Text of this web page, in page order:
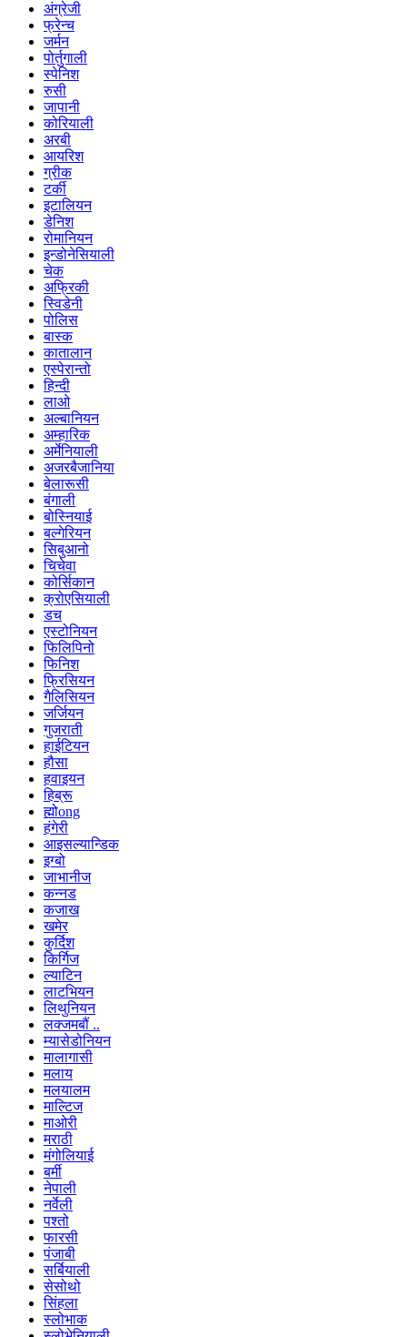
अंग्रेजी
फ्रेन्च
जर्मन
पोर्तुगाली
स्पेनिश
रुसी
जापानी
कोरियाली
अरबी
आयरिश
ग्रीक
टर्की
इटालियन
डेनिश
रोमानियन
इन्डोनेसियाली
चेक
अफ्रिकी
स्विडेनी
पोलिस
बास्क
कातालान
एस्पेरान्तो
हिन्दी
लाओ
अल्बानियन
अम्हारिक
अर्मेनियाली
अजरबैजानिया
बेलारूसी
बंगाली
बोस्नियाई
बल्गेरियन
सिबुआनो
चिचेवा
कोर्सिकान
क्रोएसियाली
डच
एस्टोनियन
फिलिपिनो
फिनिश
फ्रिसियन
गैलिसियन
जर्जियन
गुजराती
हाईटियन
हौसा
हवाइयन
हिब्रू
ह्मोong
हंगेरी
आइसल्यान्डिक
इग्बो
जाभानीज
कन्नड
कजाख
खमेर
कुर्दिश
किर्गिज
ल्याटिन
लाटभियन
लिथुनियन
लक्जमबौं ..
म्यासेडोनियन
मालागासी
मलाय
मलयालम
माल्टिज
माओरी
मराठी
मंगोलियाई
बर्मी
नेपाली
नर्वेली
पश्तो
फारसी
पंजाबी
सर्बियाली
सेसोथो
सिंहला
स्लोभाक